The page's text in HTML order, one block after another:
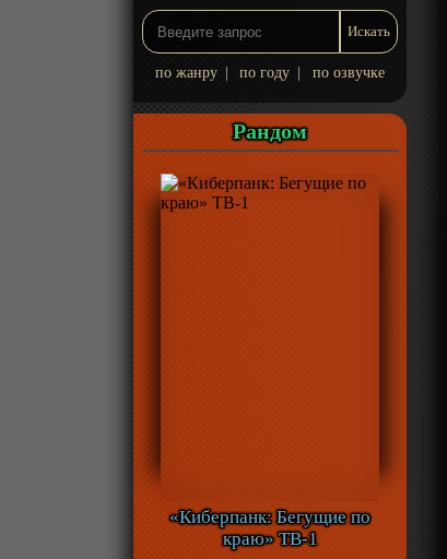
по жанру по году по озвучке
Рандом
«Киберпанк: Бегущие по
краю» ТВ-1